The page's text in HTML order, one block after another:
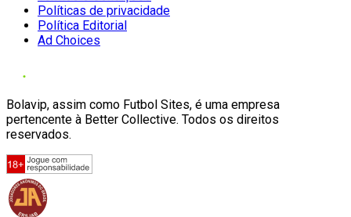
Políticas de privacidade
Política Editorial
Ad Choices
Bolavip, assim como Futbol Sites, é uma empresa
pertencente à Better Collective. Todos os direitos
reservados.